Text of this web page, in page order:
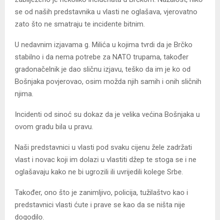
se od naših predstavnika u vlasti ne oglašava, vjerovatno
zato što ne smatraju te incidente bitnim.
U nedavnim izjavama g. Milića u kojima tvrdi da je Brčko
stabilno i da nema potrebe za NATO trupama, također
gradonačelnik je dao sličnu izjavu, teško da im je ko od
Bošnjaka povjerovao, osim možda njih samih i onih sličnih
njima.
Incidenti od sinoć su dokaz da je velika većina Bošnjaka u
ovom gradu bila u pravu.
Naši predstavnici u vlasti pod svaku cijenu žele zadržati
vlast i novac koji im dolazi u vlastiti džep te stoga se i ne
oglašavaju kako ne bi ugrozili ili uvrijedili kolege Srbe.
Također, ono što je zanimljivo, policija, tužilaštvo kao i
predstavnici vlasti ćute i prave se kao da se ništa nije
dogodilo.